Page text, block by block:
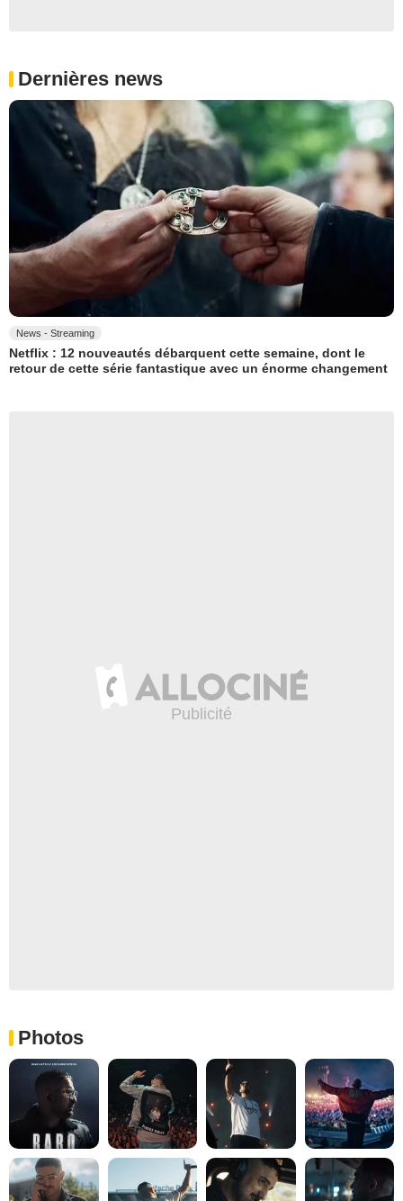
Dernières news
News - Streaming
Netflix : 12 nouveautés débarquent cette semaine, dont le
retour de cette série fantastique avec un énorme changement
Photos